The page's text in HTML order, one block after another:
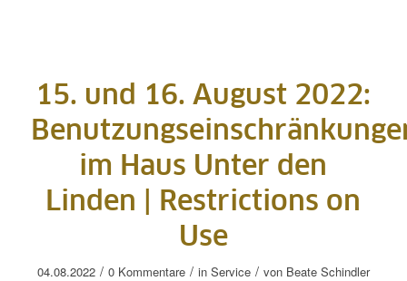
15. und 16. August 2022:
im Haus Unter den
Linden | Restrictions on
Use
04.08.2022 / 0 Kommentare / in Service / von Beate Schindler